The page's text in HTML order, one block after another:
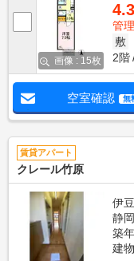
画像 : 15枚
4.3
管
敷
2階
空室確認 無
賃貸アパート
クレール竹原
伊
静
築
建